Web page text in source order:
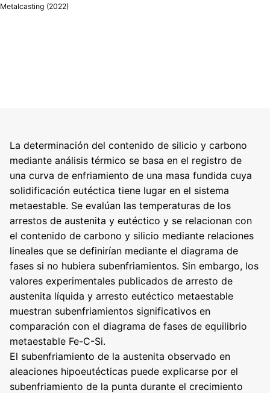
Metalcasting (2022)
La determinación del contenido de silicio y carbono
mediante análisis térmico se basa en el registro de
una curva de enfriamiento de una masa fundida cuya
solidificación eutéctica tiene lugar en el sistema
metaestable. Se evalúan las temperaturas de los
arrestos de austenita y eutéctico y se relacionan con
el contenido de carbono y silicio mediante relaciones
lineales que se definirían mediante el diagrama de
fases si no hubiera subenfriamientos. Sin embargo, los
valores experimentales publicados de arresto de
austenita líquida y arresto eutéctico metaestable
muestran subenfriamientos significativos en
comparación con el diagrama de fases de equilibrio
metaestable Fe-C-Si.
El subenfriamiento de la austenita observado en
aleaciones hipoeutécticas puede explicarse por el
subenfriamiento de la punta durante el crecimiento